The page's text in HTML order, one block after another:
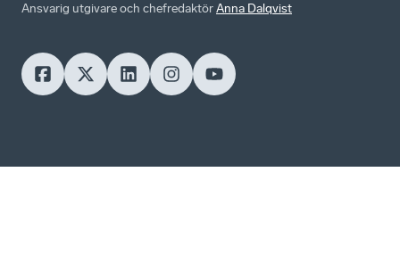
Ansvarig utgivare och chefredaktörAnna Dalqvist